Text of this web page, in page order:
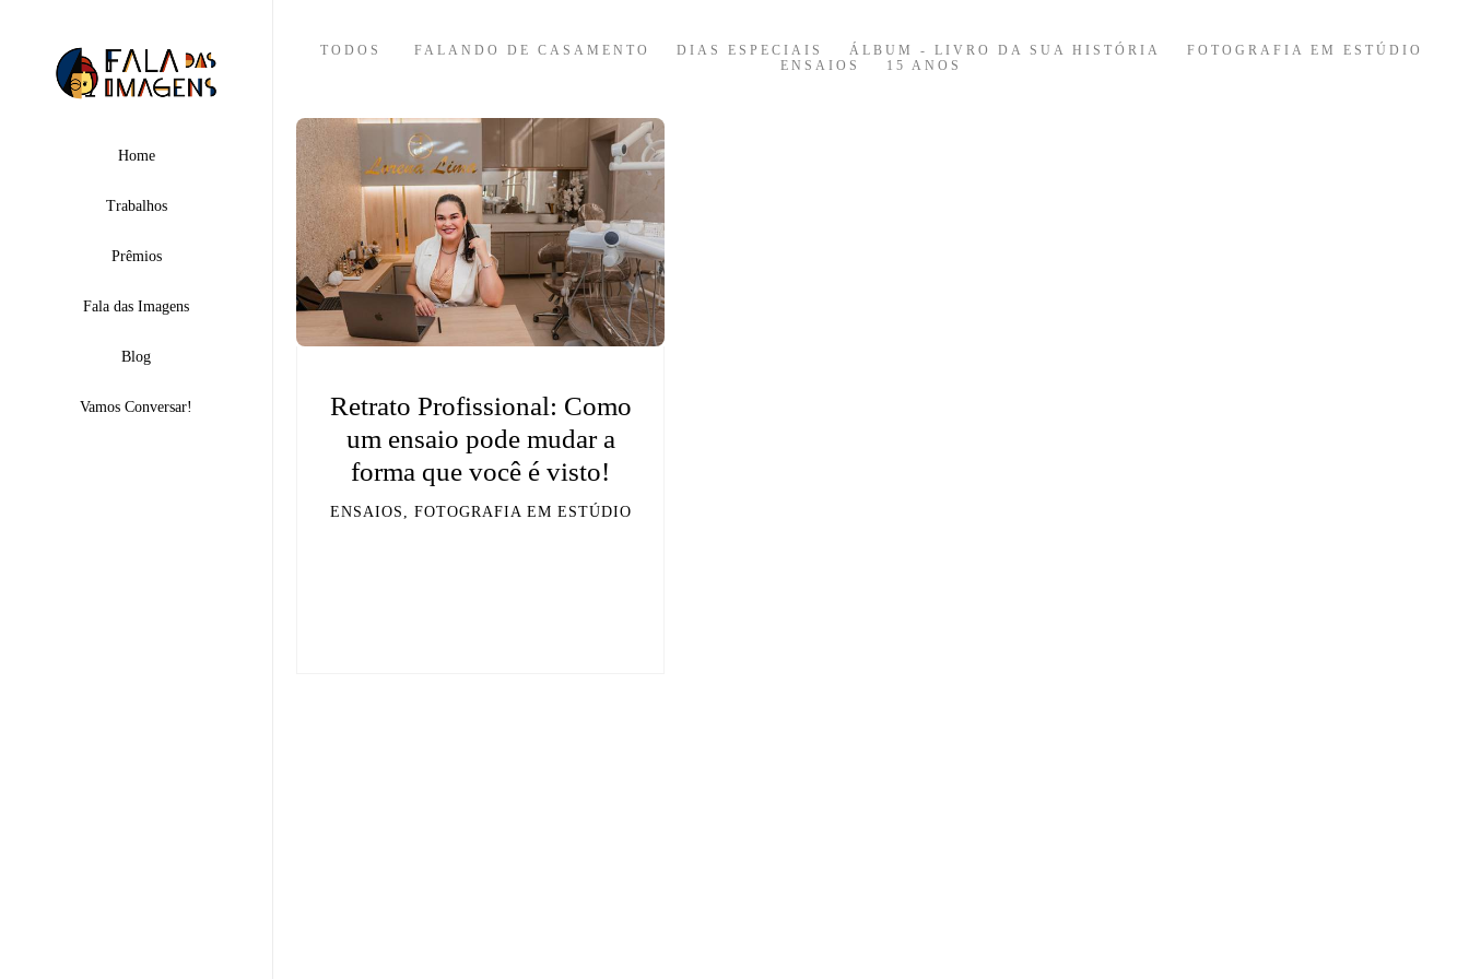
Home
Trabalhos
Prêmios
Fala das Imagens
Blog
Vamos Conversar!
TODOS FALANDO DE CASAMENTO DIAS ESPECIAIS ÁLBUM - LIVRO DA SUA HISTÓRIA
FOTOGRAFIA EM ESTÚDIO
ENSAIOS
15 ANOS
Retrato Profissional: Como
um ensaio pode mudar a
forma que você é visto!
ENSAIOS, FOTOGRAFIA EM ESTÚDIO